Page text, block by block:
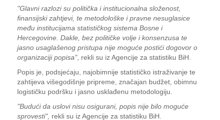
"Glavni razlozi su politička i institucionalna složenost,
finansijski zahtjevi, te metodološke i pravne nesuglasice
među institucijama statističkog sistema Bosne i
Hercegovine. Dakle, bez političke volje i konsenzusa te
jasno usaglašenog pristupa nije moguće postići dogovor o
organizaciji popisa", rekli su iz Agencije za statistiku BiH.
Popis je, podsjećaju, najobimnije statističko istraživanje te
zahtijeva višegodišnje pripreme, značajan budžet, obimnu
logističku podršku i jasno usklađenu metodologiju.
"Budući da uslovi nisu osigurani, popis nije bilo moguće
sprovesti", rekli su iz Agencije za statistiku BiH.